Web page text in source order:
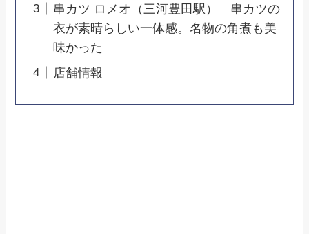
串カツ ロメオ（三河豊田駅） 串カツの
衣が素晴らしい一体感。名物の角煮も美
味かった
店舗情報